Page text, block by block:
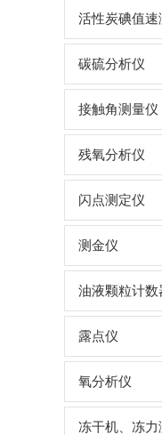
活性炭碘值速
碳硫分析仪
接触角测量仪
残氧分析仪
闪点测定仪
测金仪
油液颗粒计数
露点仪
氧分析仪
冻干机、冻力